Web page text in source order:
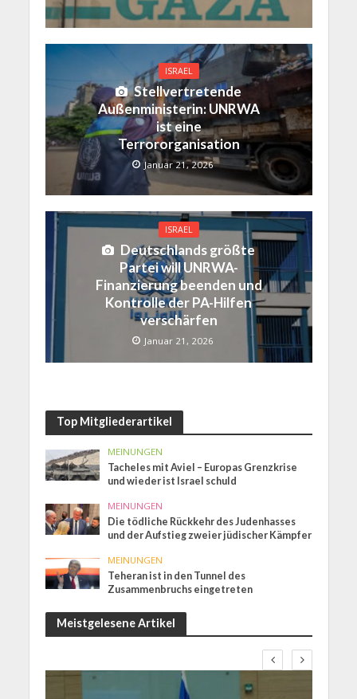
ISRAEL
Stellvertretende
Außenministerin: UNRWA
ist eine
Terrororganisation
Januar 21, 2026
ISRAEL
Deutschlands größte
Partei will UNRWA-
Finanzierung beenden und
Kontrolle der PA-Hilfen
verschärfen
Januar 21, 2026
Top Mitgliederartikel
MEINUNGEN
Tacheles mit Aviel – Europas Grenzkrise
und wieder ist Israel schuld
MEINUNGEN
Die tödliche Rückkehr des Judenhasses
und der Aufstieg zweier jüdischer Kämpfer
MEINUNGEN
Teheran ist in den Tunnel des
Zusammenbruchs eingetreten
Meistgelesene Artikel